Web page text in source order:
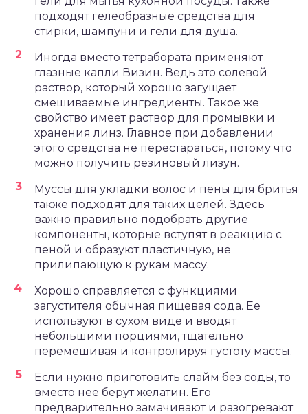
подходят гелеобразные средства для
стирки, шампуни и гели для душа.
Иногда вместо тетрабората применяют
глазные капли Визин. Ведь это солевой
раствор, который хорошо загущает
смешиваемые ингредиенты. Такое же
свойство имеет раствор для промывки и
хранения линз. Главное при добавлении
этого средства не перестараться, потому что
можно получить резиновый лизун.
Муссы для укладки волос и пены для бритья
также подходят для таких целей. Здесь
важно правильно подобрать другие
компоненты, которые вступят в реакцию с
пеной и образуют пластичную, не
прилипающую к рукам массу.
Хорошо справляется с функциями
загустителя обычная пищевая сода. Ее
используют в сухом виде и вводят
небольшими порциями, тщательно
перемешивая и контролируя густоту массы.
Если нужно приготовить слайм без соды, то
вместо нее берут желатин. Его
предварительно замачивают и разогревают